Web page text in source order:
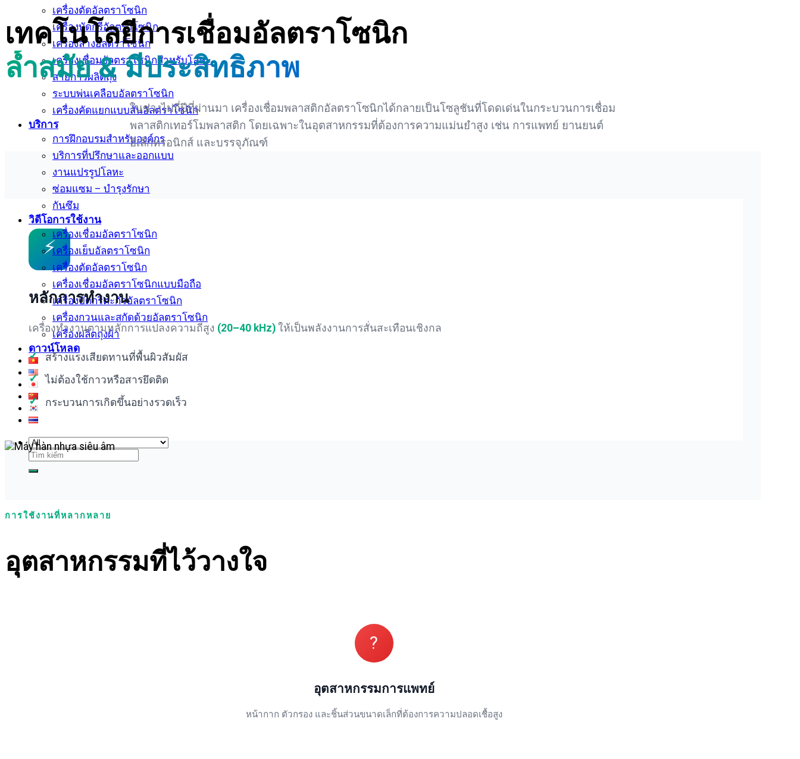
เครื่องตัดอัลตราโซนิก
เครื่องบัดกรีอัลตราโซนิก
เครื่องล้างอัลตราโซนิก
เครื่องเชื่อมอัลตราโซนิกสำหรับโลหะ
สายการผลิตถุง
ระบบพ่นเคลือบอัลตราโซนิก
เครื่องคัดแยกแบบสั่นอัลตราโซนิก
บริการ
การฝึกอบรมสำหรับองค์กร
บริการที่ปรึกษาและออกแบบ
งานแปรรูปโลหะ
ซ่อมแซม – บำรุงรักษา
กันซึม
วิดีโอการใช้งาน
เครื่องเชื่อมอัลตราโซนิก
เครื่องเย็บอัลตราโซนิก
เครื่องตัดอัลตราโซนิก
เครื่องเชื่อมอัลตราโซนิกแบบมือถือ
เครื่องบัดกรีตะกั่วอัลตราโซนิก
เครื่องกวนและสกัดด้วยอัลตราโซนิก
เครื่องผลิตถุงผ้า
ดาวน์โหลด
ค้นหา:
เทคโนโลยีการเชื่อมอัลตราโซนิก
ล้ำสมัย & มีประสิทธิภาพ
ในช่วงไม่กี่ปีที่ผ่านมา เครื่องเชื่อมพลาสติกอัลตราโซนิกได้กลายเป็นโซลูชันที่โดดเด่นในกระบวนการเชื่อม
พลาสติกเทอร์โมพลาสติก โดยเฉพาะในอุตสาหกรรมที่ต้องการความแม่นยำสูง เช่น การแพทย์ ยานยนต์
อิเล็กทรอนิกส์ และบรรจุภัณฑ์
⚡
หลักการทำงาน
เครื่องทำงานตามหลักการแปลงความถี่สูง (20–40 kHz) ให้เป็นพลังงานการสั่นสะเทือนเชิงกล
✓ สร้างแรงเสียดทานที่พื้นผิวสัมผัส
✓ ไม่ต้องใช้กาวหรือสารยึดติด
✓ กระบวนการเกิดขึ้นอย่างรวดเร็ว
การใช้งานที่หลากหลาย
อุตสาหกรรมที่ไว้วางใจ
?
อุตสาหกรรมการแพทย์
หน้ากาก ตัวกรอง และชิ้นส่วนขนาดเล็กที่ต้องการความปลอดเชื้อสูง